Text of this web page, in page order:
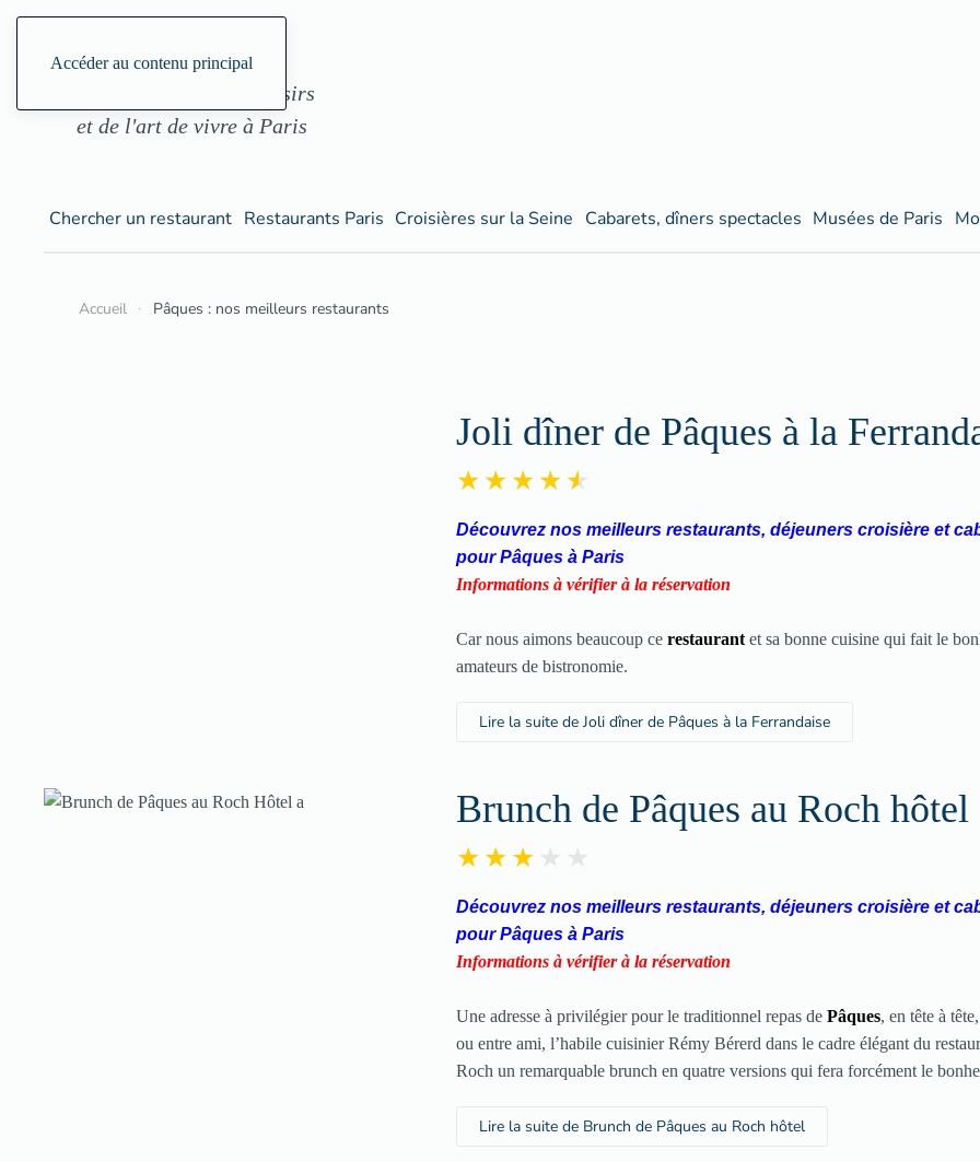
Accéder au contenu principal
ParisGourmand, le site
des restaurants, des loisirs
et de l'art de vivre à Paris
Chercher un restaurant Restaurants Paris Croisières sur la Seine Cabarets, dîners spectacles Musées de Paris
Accueil Pâques : nos meilleurs restaurants
Joli dîner de Pâques à la
Découvrez nos meilleurs restaurants, déjeuners croisière et
pour Pâques à Paris
Informations à vérifier à la réservation
Car nous aimons beaucoup cerestaurant et sa bonne cuisine qui fait le
amateurs de bistronomie.
Lire la suite de Joli dîner de Pâques à la Ferrandaise
Brunch de Pâques au Roch hôtel
Découvrez nos meilleurs restaurants, déjeuners croisière et
pour Pâques à Paris
Informations à vérifier à la réservation
Une adresse à privilégier pour le traditionnel repas dePâques, en tête à
ou entre ami, l’habile cuisinier Rémy Bérerd dans le cadre élégant du
Roch un remarquable brunch en quatre versions qui fera forcément le
Lire la suite de Brunch de Pâques au Roch hôtel